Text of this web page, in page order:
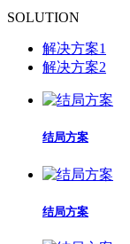
SOLUTION
解决方案1
解决方案2
结局方案
结局方案